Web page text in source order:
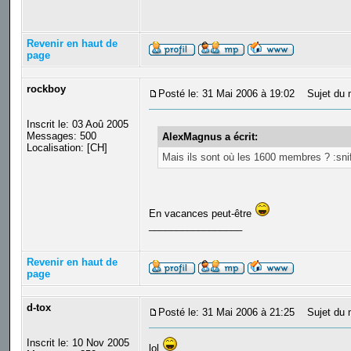
Revenir en haut de
page
rockboy
Inscrit le: 03 Aoû 2005
Messages: 500
Localisation: [CH]
Posté le: 31 Mai 2006 à 19:02 Sujet du
AlexMagnus a écrit:
Mais ils sont où les 1600 membres ?
En vacances peut-être
Revenir en haut de
page
d-tox
Inscrit le: 10 Nov 2005
Posté le: 31 Mai 2006 à 21:25 Sujet du
lol